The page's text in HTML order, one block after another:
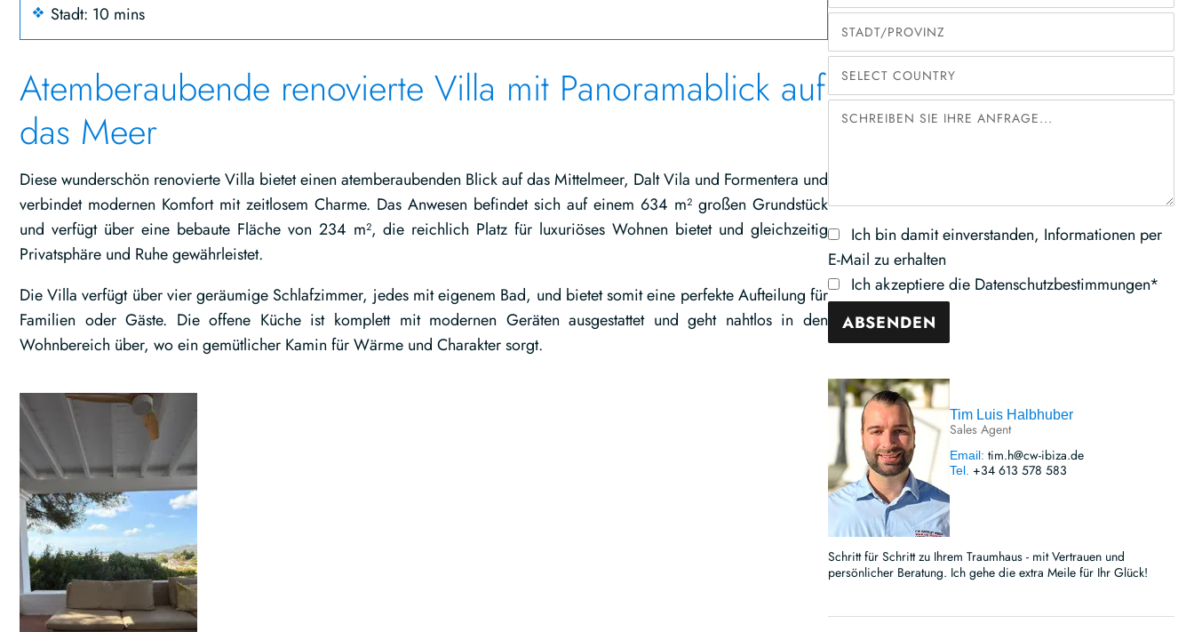
Stadt: 10 mins
Atemberaubende renovierte Villa mit Panoramablick auf
das Meer
Diese wunderschön renovierte Villa bietet einen atemberaubenden Blick auf das Mittelmeer, Dalt Vila und Formentera und
verbindet modernen Komfort mit zeitlosem Charme. Das Anwesen befindet sich auf einem 634 m² großen Grundstück
und verfügt über eine bebaute Fläche von 234 m², die reichlich Platz für luxuriöses Wohnen bietet und gleichzeitig
Privatsphäre und Ruhe gewährleistet.
Die Villa verfügt über vier geräumige Schlafzimmer, jedes mit eigenem Bad, und bietet somit eine perfekte Aufteilung für
Familien oder Gäste. Die offene Küche ist komplett mit modernen Geräten ausgestattet und geht nahtlos in den
Wohnbereich über, wo ein gemütlicher Kamin für Wärme und Charakter sorgt.
Ich bin damit einverstanden, Informationen per
E-Mail zu erhalten
Ich akzeptiere die Datenschutzbestimmungen*
Tim Luis Halbhuber
Sales Agent
Email: tim.h@cw-ibiza.de
Tel. +34 613 578 583
Schritt für Schritt zu Ihrem Traumhaus - mit Vertrauen und
persönlicher Beratung. Ich gehe die extra Meile für Ihr Glück!